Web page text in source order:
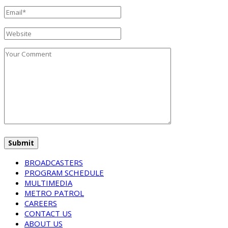
BROADCASTERS
PROGRAM SCHEDULE
MULTIMEDIA
METRO PATROL
CAREERS
CONTACT US
ABOUT US